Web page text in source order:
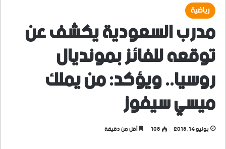
رياضية
مدرب السعودية يكشف عن
توقعه للفائز بمونديال
روسيا.. ويؤكد: من يملك
ميسي سيفوز
يونيو 14, 2018 108 أقل من دقيقة